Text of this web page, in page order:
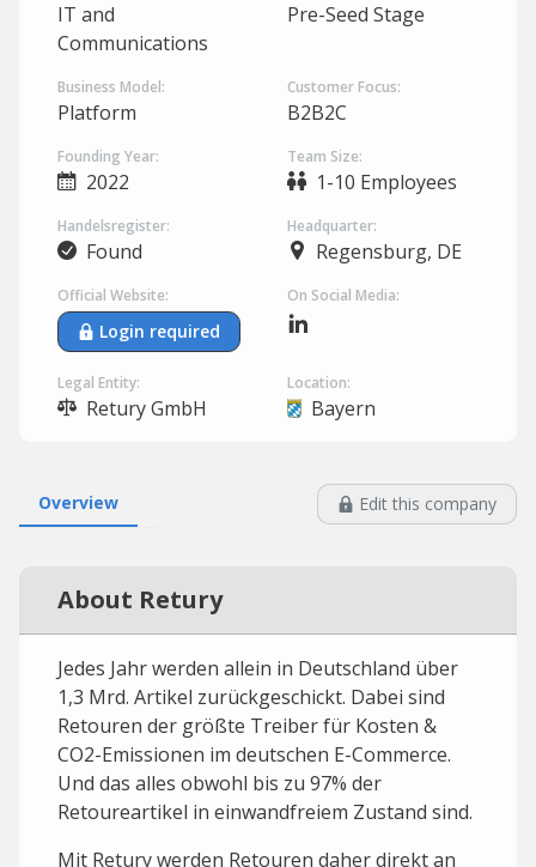
IT and
Communications
Pre-Seed Stage
Business Model:
Platform
Customer Focus:
B2B2C
Founding Year:
2022
Team Size:
1-10 Employees
Handelsregister:
Found
Headquarter:
Regensburg, DE
Official Website:
Login required
On Social Media:
Legal Entity:
Retury GmbH
Location:
Bayern
Overview Edit this company
About Retury
Jedes Jahr werden allein in Deutschland über
1,3 Mrd. Artikel zurückgeschickt. Dabei sind
Retouren der größte Treiber für Kosten &
CO2-Emissionen im deutschen E-Commerce.
Und das alles obwohl bis zu 97% der
Retoureartikel in einwandfreiem Zustand sind.
Mit Retury werden Retouren daher direkt an